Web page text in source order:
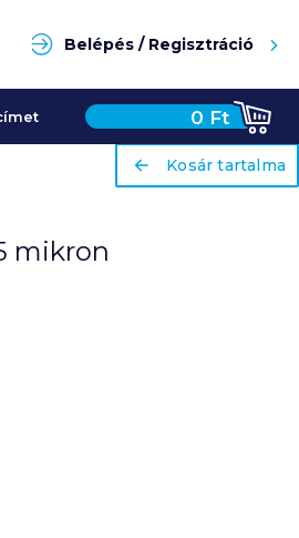
Belépés / Regisztráció
0 Ft
ariaLabel
Kosár tartalma
mikron